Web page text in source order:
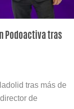
Podoactiva tras
tras más de
de